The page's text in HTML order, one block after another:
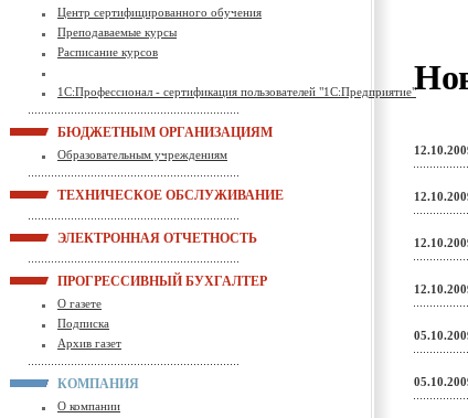
Центр сертифицированного обучения
Преподаваемые курсы
Расписание курсов
1С:Профессионал - сертификация пользователей "1С:Предприятие"
БЮДЖЕТНЫМ ОРГАНИЗАЦИЯМ
Образовательным учреждениям
ТЕХНИЧЕСКОЕ ОБСЛУЖИВАНИЕ
ЭЛЕКТРОННАЯ ОТЧЕТНОСТЬ
ПРОГРЕССИВНЫЙ БУХГАЛТЕР
О газете
Подписка
Архив газет
КОМПАНИЯ
О компании